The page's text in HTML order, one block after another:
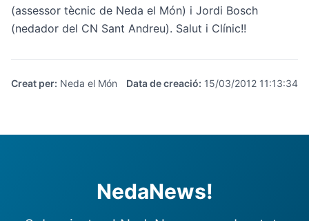
(assessor tècnic de Neda el Món) i Jordi Bosch
(nedador del CN Sant Andreu). Salut i Clínic!!
Creat per: Neda el Món Data de creació: 15/03/2012 11:13:34
NedaNews!